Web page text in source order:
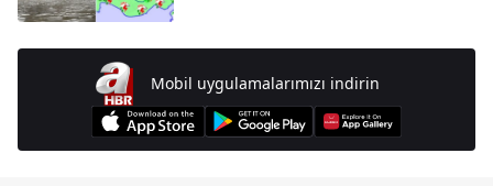
Mobil uygulamalarımızı indirin